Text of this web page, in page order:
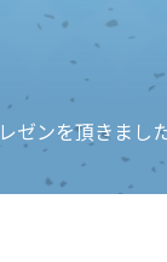
ゼンを頂きまし